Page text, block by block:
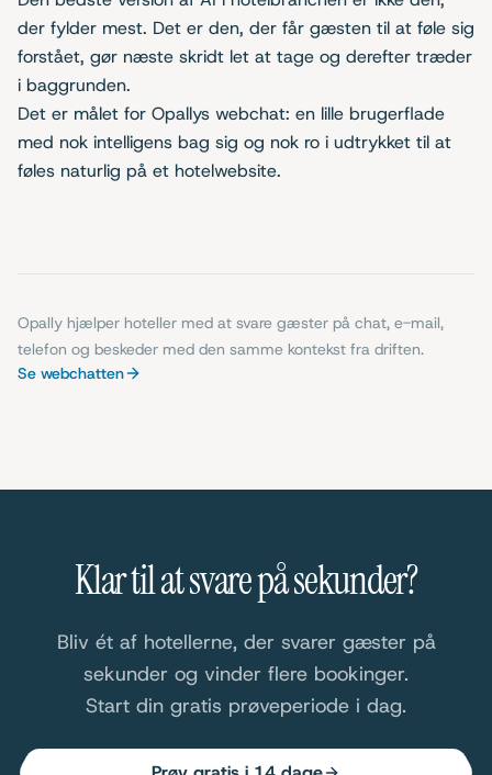
der fylder mest. Det er den, der får gæsten til at føle sig
forstået, gør næste skridt let at tage og derefter træder
i baggrunden.
Det er målet for Opallys webchat: en lille brugerflade
med nok intelligens bag sig og nok ro i udtrykket til at
føles naturlig på et hotelwebsite.
Opally hjælper hoteller med at svare gæster på chat, e-mail,
telefon og beskeder med den samme kontekst fra driften.
Se webchatten
Klar til at svare på sekunder?
Bliv ét af hotellerne, der svarer gæster på
sekunder og vinder flere bookinger.
Start din gratis prøveperiode i dag.